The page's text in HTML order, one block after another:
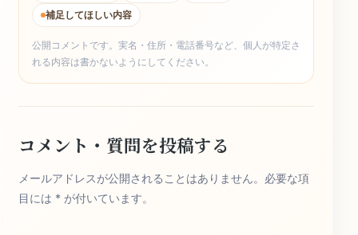
補足してほしい内容
公開コメントです。実名・住所・電話番号など、個人が特定さ
れる内容は書かないようにしてください。
コメント・質問を投稿する
メールアドレスが公開されることはありません。必要な項
目には * が付いています。